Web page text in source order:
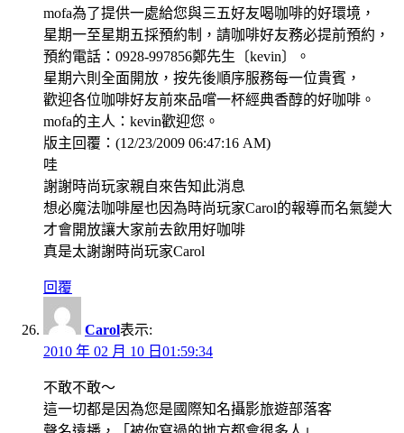
mofa為了提供一處給您與三五好友喝咖啡的好環境，
星期一至星期五採預約制，請咖啡好友務必提前預約，
預約電話：0928-997856鄭先生〔kevin〕。
星期六則全面開放，按先後順序服務每一位貴賓，
歡迎各位咖啡好友前來品嚐一杯經典香醇的好咖啡。
mofa的主人：kevin歡迎您。
版主回覆：(12/23/2009 06:47:16 AM)
哇
謝謝時尚玩家親自來告知此消息
想必魔法咖啡屋也因為時尚玩家Carol的報導而名氣變大
才會開放讓大家前去飲用好咖啡
真是太謝謝時尚玩家Carol
回覆
Carol表示:
2010 年 02 月 10 日01:59:34
不敢不敢～
這一切都是因為您是國際知名攝影旅遊部落客